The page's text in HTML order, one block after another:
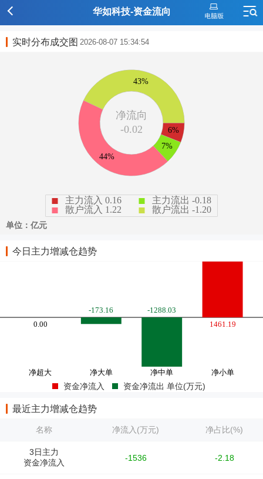
华如科技-资金流向
实时分布成交图 2026-08-07 15:34:54
今日主力增减仓趋势
资金净流入 资金净流出 单位(万元)
最近主力增减仓趋势
名称 净流入(万元) 净占比(%)
3日主力
资金净流入
-1536 -2.18